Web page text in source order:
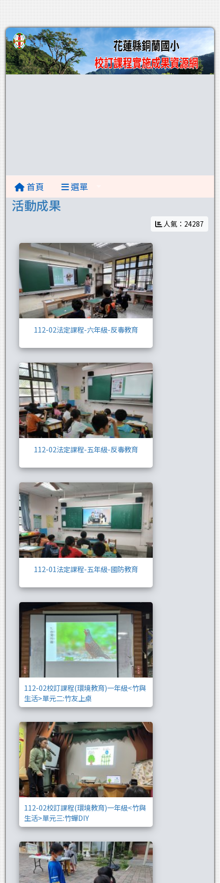
首頁 選單
活動成果
人氣：24287
112-02法定課程-
112-02法定課程-六年級-反毒教育
112-02法定課程-
112-02法定課程-五年級-反毒教育
112-01法定課程-
112-01法定課程-五年級-國防教育
112-02校訂課程(
112-02校訂課程(環境教育)一年級<竹與
生活>單元二:竹友上桌
112-02校訂課程(
112-02校訂課程(環境教育)一年級<竹與
生活>單元三:竹蟬DIY
111-1閱讀-低年級